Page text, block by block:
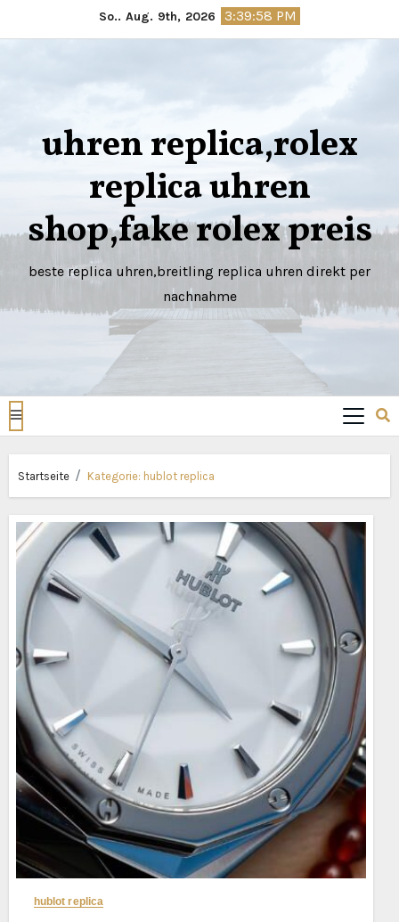
zum
So.. Aug. 9th, 2026 3:40:00 PM
uhren replica,rolex
replica uhren
shop,fake rolex preis
beste replica uhren,breitling replica uhren direkt per
nachnahme
Startseite Kategorie: hublot replica
hublot replica